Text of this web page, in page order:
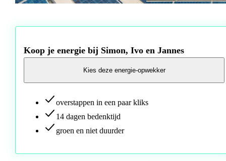
Koop je energie bij Simon, Ivo en Jannes
Kies deze energie-opwekker
overstappen in een paar kliks
14 dagen bedenktijd
groen en niet duurder